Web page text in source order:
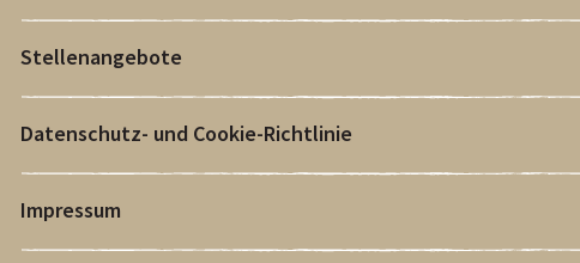
Stellenangebote
Datenschutz- und Cookie-Richtlinie
Impressum